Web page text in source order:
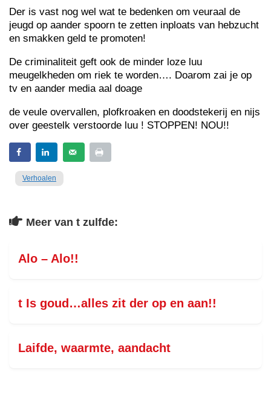
Der is vast nog wel wat te bedenken om veuraal de
jeugd op aander spoorn te zetten inploats van hebzucht
en smakken geld te promoten!
De criminaliteit geft ook de minder loze luu
meugelkheden om riek te worden…. Doarom zai je op
tv en aander media aal doage
de veule overvallen, plofkroaken en doodstekerij en nijs
over geestelk verstoorde luu ! STOPPEN! NOU!!
Verhoalen
Meer van t zulfde:
Alo – Alo!!
t Is goud…alles zit der op en aan!!
Laifde, waarmte, aandacht